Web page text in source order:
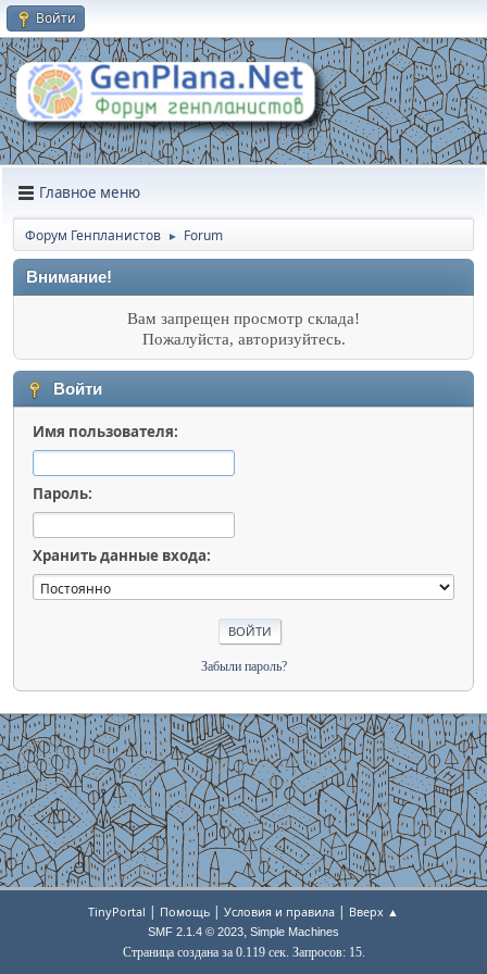
Войти
Главное меню
Форум Генпланистов ► Forum
Внимание!
Вам запрещен просмотр склада!
Пожалуйста, авторизуйтесь.
Войти
Имя пользователя:
Пароль:
Хранить данные входа:
Забыли пароль?
TinyPortal | Помощь | Условия и правила | Вверх ▲
SMF 2.1.4 © 2023, Simple Machines
Страница создана за 0.119 сек. Запросов: 15.